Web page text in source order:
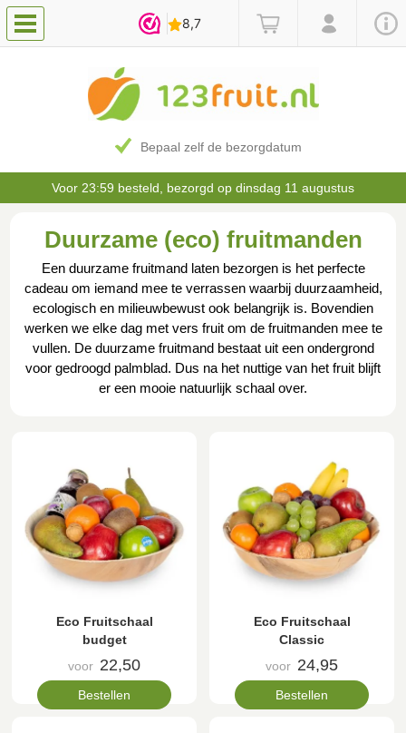
Bepaal zelf de bezorgdatum
Voor 23:59 besteld, bezorgd op dinsdag 11 augustus
Duurzame (eco) fruitmanden
Een duurzame fruitmand laten bezorgen is het perfecte
cadeau om iemand mee te verrassen waarbij duurzaamheid,
ecologisch en milieuwbewust ook belangrijk is. Bovendien
werken we elke dag met vers fruit om de fruitmanden mee te
vullen. De duurzame fruitmand bestaat uit een ondergrond
voor gedroogd palmblad. Dus na het nuttige van het fruit blijft
er een mooie natuurlijk schaal over.
Eco Fruitschaal
budget
voor 22,50
Bestellen
Eco Fruitschaal
Classic
voor 24,95
Bestellen